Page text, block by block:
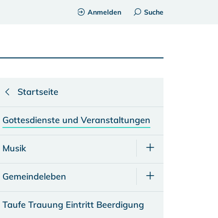
Anmelden Suche
Startseite
Gottesdienste und Veranstaltungen
Musik
Gemeindeleben
Taufe Trauung Eintritt Beerdigung